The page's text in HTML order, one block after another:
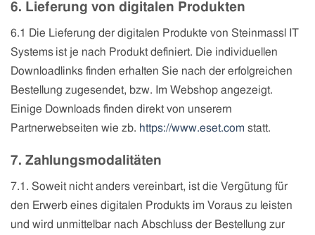
6. Lieferung von digitalen Produkten
6.1 Die Lieferung der digitalen Produkte von Steinmassl IT
Systems ist je nach Produkt definiert. Die individuellen
Downloadlinks finden erhalten Sie nach der erfolgreichen
Bestellung zugesendet, bzw. Im Webshop angezeigt.
Einige Downloads finden direkt von unserern
Partnerwebseiten wie zb. https://www.eset.com statt.
7. Zahlungsmodalitäten
7.1. Soweit nicht anders vereinbart, ist die Vergütung für
den Erwerb eines digitalen Produkts im Voraus zu leisten
und wird unmittelbar nach Abschluss der Bestellung zur